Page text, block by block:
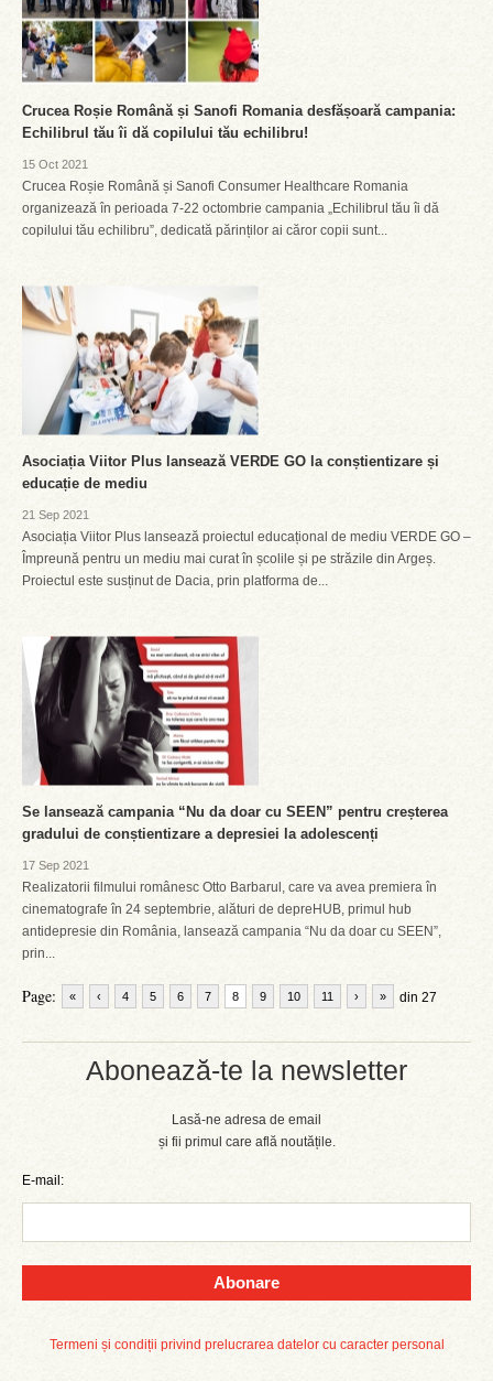
Abonează-te la newsletter
Lasă-ne adresa de email
și fii primul care află noutățile.
E-mail:
Abonare
Termeni și condiții privind prelucrarea datelor cu caracter personal
Crucea Roșie Română și Sanofi Romania desfășoară campania:
Echilibrul tău îi dă copilului tău echilibru!
15 Oct 2021
Crucea Roșie Română și Sanofi Consumer Healthcare Romania
organizează în perioada 7-22 octombrie campania „Echilibrul tău îi dă
copilului tău echilibru”, dedicată părinților ai căror copii sunt...
Asociația Viitor Plus lansează VERDE GO la conștientizare și
educație de mediu
21 Sep 2021
Asociația Viitor Plus lansează proiectul educațional de mediu VERDE GO –
Împreună pentru un mediu mai curat în școlile și pe străzile din Argeș.
Proiectul este susținut de Dacia, prin platforma de...
Se lansează campania “Nu da doar cu SEEN” pentru creșterea
gradului de conștientizare a depresiei la adolescenți
17 Sep 2021
Realizatorii filmului românesc Otto Barbarul, care va avea premiera în
cinematografe în 24 septembrie, alături de depreHUB, primul hub
antidepresie din România, lansează campania “Nu da doar cu SEEN”,
prin...
Page: « ‹ 4 5 6 7 8 9 10 11 din 27
› »